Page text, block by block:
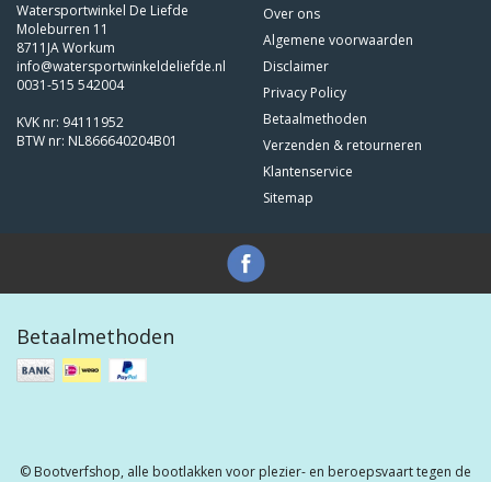
Watersportwinkel De Liefde
Moleburren 11
8711JA Workum
info@watersportwinkeldeliefde.nl
0031-515 542004
KVK nr: 94111952
BTW nr: NL866640204B01
Over ons
Algemene voorwaarden
Disclaimer
Privacy Policy
Betaalmethoden
Verzenden & retourneren
Klantenservice
Sitemap
Betaalmethoden
© Bootverfshop, alle bootlakken voor plezier- en beroepsvaart tegen de